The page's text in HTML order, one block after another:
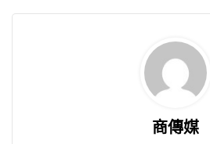
商傳媒